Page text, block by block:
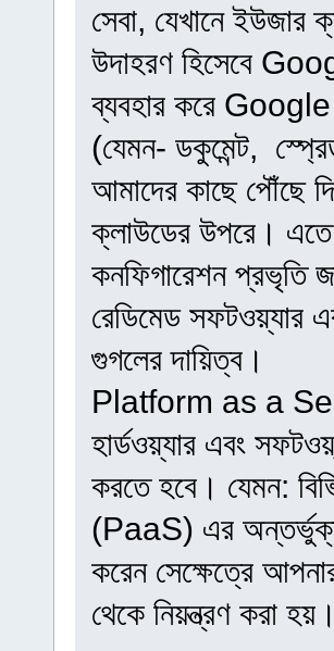
সেবা, যেখানে
উদাহরণ হিসেবে
ব্যবহার করে
(যেমন- ডকুমেন্ট,
আমাদের কাছে পৌঁছে
ক্লাউডের উপরে। এতে
কনফিগারেশন প্রভৃতি
রেডিমেড সফটওয়্যার
গুগলের দায়িত্ব।
Platform as a
হার্ডওয়্যার এবং
করতে হবে। যেমন:
(PaaS) এর
করেন সেক্ষেত্রে আপনার
থেকে নিয়ন্ত্রণ করা হয়।